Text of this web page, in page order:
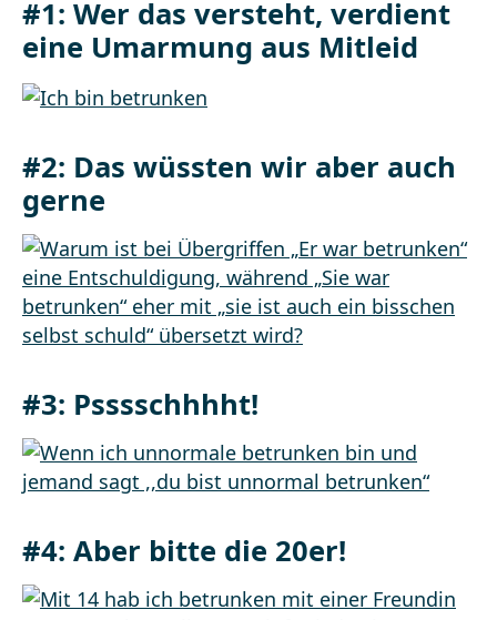
#1: Wer das versteht, verdient
eine Umarmung aus Mitleid
#2: Das wüssten wir aber auch
gerne
#3: Psssschhhht!
#4: Aber bitte die 20er!